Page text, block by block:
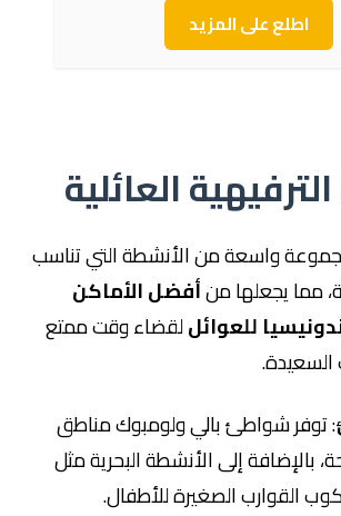
اطلع على المزيد
العائلية
واسعة من الأنشطة التي تناسب
مما يجعلها منأفضل الأماكن
للعوائللقضاء وقت ممتع
السعيدة.
: توفر شواطئ بالي ولومبوك مناطق
بالإضافة إلى الأنشطة البحرية مثل
القوارب الصغيرة للأطفال.